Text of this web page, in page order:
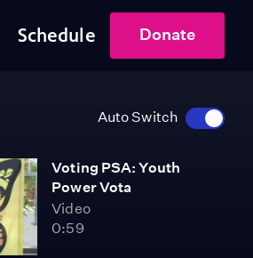
Schedule Donate
Auto Switch
Voting PSA: Youth
Power Vota
Video
0:59